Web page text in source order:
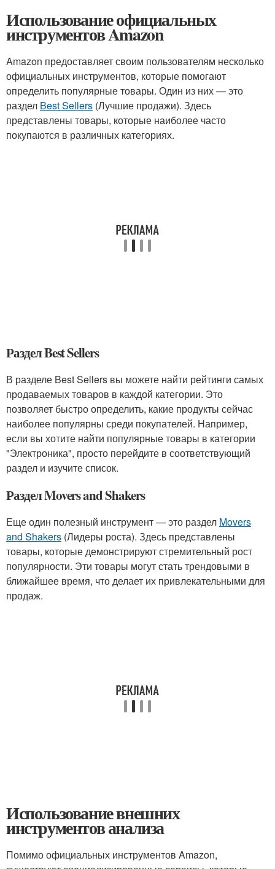
Использование официальных
инструментов Amazon
Amazon предоставляет своим пользователям несколько
официальных инструментов, которые помогают
определить популярные товары. Один из них — это
раздел Best Sellers (Лучшие продажи). Здесь
представлены товары, которые наиболее часто
покупаются в различных категориях.
Раздел Best Sellers
В разделе Best Sellers вы можете найти рейтинги самых
продаваемых товаров в каждой категории. Это
позволяет быстро определить, какие продукты сейчас
наиболее популярны среди покупателей. Например,
если вы хотите найти популярные товары в категории
"Электроника", просто перейдите в соответствующий
раздел и изучите список.
Раздел Movers and Shakers
Еще один полезный инструмент — это раздел Movers
and Shakers (Лидеры роста). Здесь представлены
товары, которые демонстрируют стремительный рост
популярности. Эти товары могут стать трендовыми в
ближайшее время, что делает их привлекательными для
продаж.
Использование внешних
инструментов анализа
Помимо официальных инструментов Amazon,